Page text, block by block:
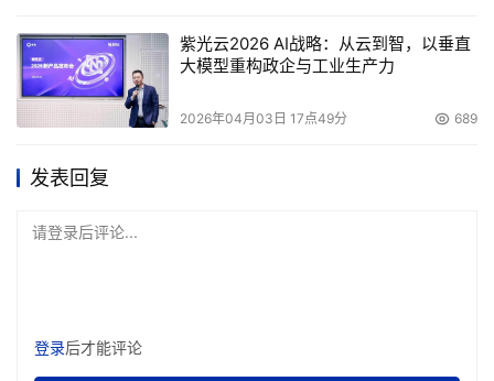
紫光云2026 AI战略：从云到智，以垂直
大模型重构政企与工业生产力
2026年04月03日 17点49分 689
发表回复
请登录后评论...
登录后才能评论